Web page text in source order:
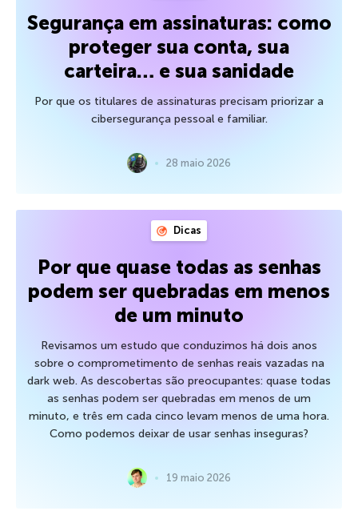
Segurança em assinaturas: como
proteger sua conta, sua
carteira… e sua sanidade
Por que os titulares de assinaturas precisam priorizar a
cibersegurança pessoal e familiar.
28 maio 2026
Dicas
Por que quase todas as senhas
podem ser quebradas em menos
de um minuto
Revisamos um estudo que conduzimos há dois anos
sobre o comprometimento de senhas reais vazadas na
dark web. As descobertas são preocupantes: quase todas
as senhas podem ser quebradas em menos de um
minuto, e três em cada cinco levam menos de uma hora.
Como podemos deixar de usar senhas inseguras?
19 maio 2026